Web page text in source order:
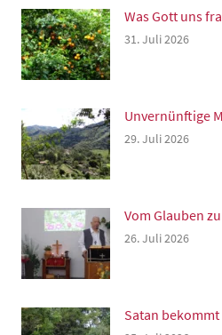
Was Gott uns
31. Juli 2026
Unvernünftige
29. Juli 2026
Vom Glauben
26. Juli 2026
Satan